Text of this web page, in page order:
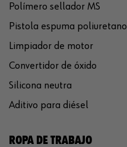
Polímero sellador MS
Pistola espuma poliuretano
Limpiador de motor
Convertidor de óxido
Silicona neutra
Aditivo para diésel
ROPA DE TRABAJO